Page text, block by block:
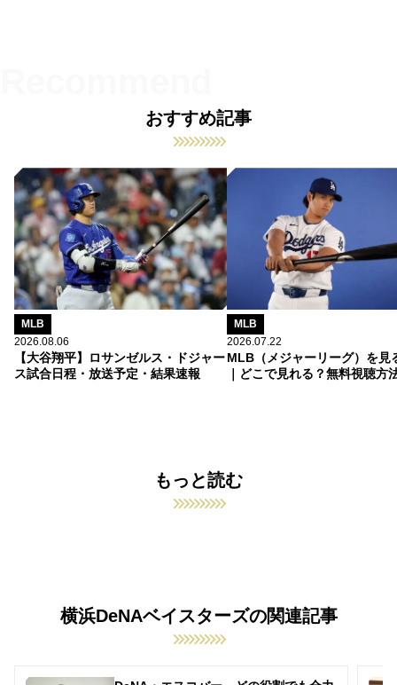
おすすめ記事
MLB
2026.08.06
【大谷翔平】ロサンゼルス・ドジャー
ス試合日程・放送予定・結果速報
MLB
2026.07.22
MLB（メジャーリーグ）を見
｜どこで見れる？無料視聴方
もっと読む
横浜DeNAベイスターズの関連記事